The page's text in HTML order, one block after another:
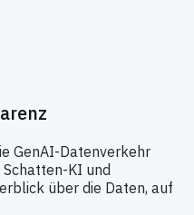
GenAI-Datenverkehr
Schatten-KI und
über die Daten, auf